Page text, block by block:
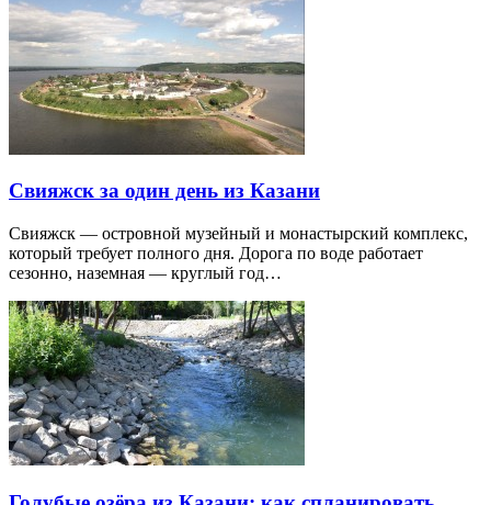
Свияжск за один день из Казани
Свияжск — островной музейный и монастырский комплекс,
который требует полного дня. Дорога по воде работает
сезонно, наземная — круглый год…